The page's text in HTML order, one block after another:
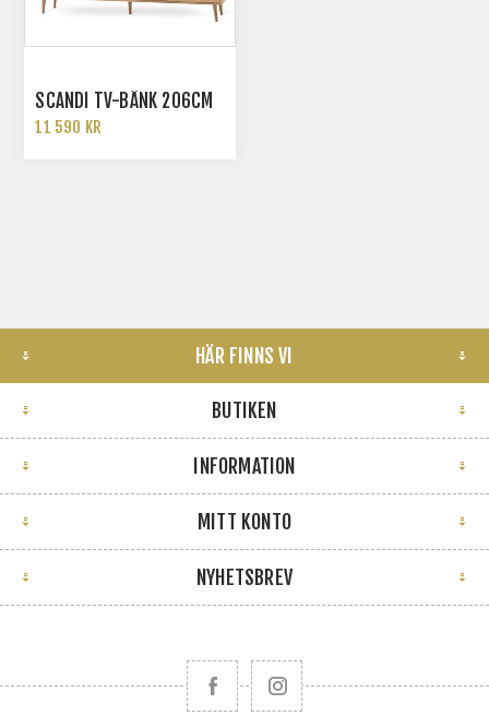
SCANDI TV-BÄNK 206CM
11 590 KR
HÄR FINNS VI
BUTIKEN
INFORMATION
MITT KONTO
NYHETSBREV